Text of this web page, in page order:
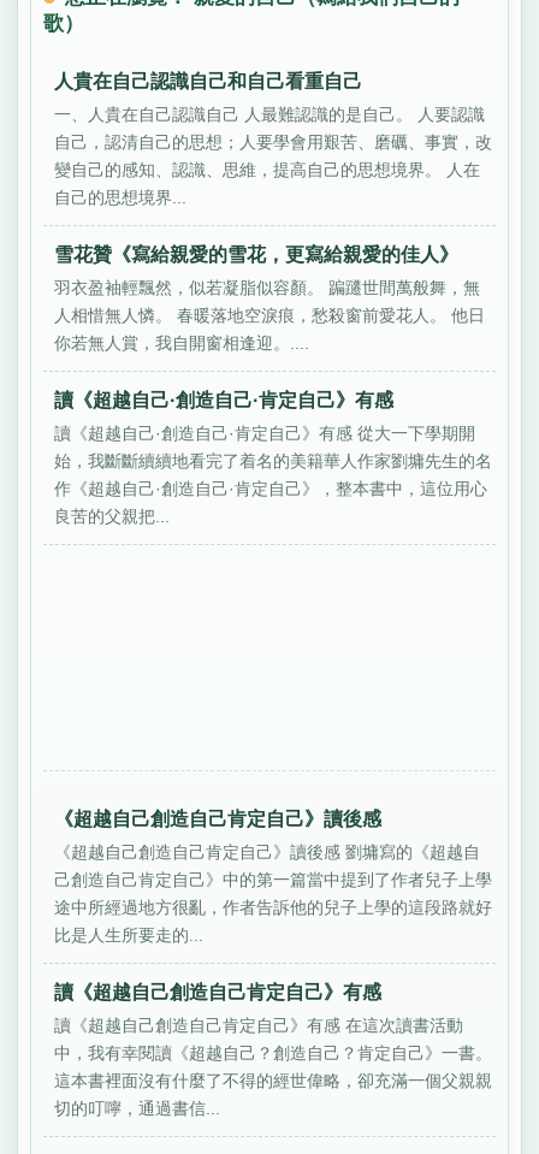
歌）
人貴在自己認識自己和自己看重自己
一、人貴在自己認識自己 人最難認識的是自己。 人要認識
自己，認清自己的思想；人要學會用艱苦、磨礪、事實，改
變自己的感知、認識、思維，提高自己的思想境界。 人在
自己的思想境界...
雪花贊《寫給親愛的雪花，更寫給親愛的佳人》
羽衣盈袖輕飄然，似若凝脂似容顏。 蹁躚世間萬般舞，無
人相惜無人憐。 春暖落地空淚痕，愁殺窗前愛花人。 他日
你若無人賞，我自開窗相逢迎。....
讀《超越自己·創造自己·肯定自己》有感
讀《超越自己·創造自己·肯定自己》有感 從大一下學期開
始，我斷斷續續地看完了着名的美籍華人作家劉墉先生的名
作《超越自己·創造自己·肯定自己》，整本書中，這位用心
良苦的父親把...
《超越自己創造自己肯定自己》讀後感
《超越自己創造自己肯定自己》讀後感 劉墉寫的《超越自
己創造自己肯定自己》中的第一篇當中提到了作者兒子上學
途中所經過地方很亂，作者告訴他的兒子上學的這段路就好
比是人生所要走的...
讀《超越自己創造自己肯定自己》有感
讀《超越自己創造自己肯定自己》有感 在這次讀書活動
中，我有幸閱讀《超越自己？創造自己？肯定自己》一書。
這本書裡面沒有什麼了不得的經世偉略，卻充滿一個父親親
切的叮嚀，通過書信...